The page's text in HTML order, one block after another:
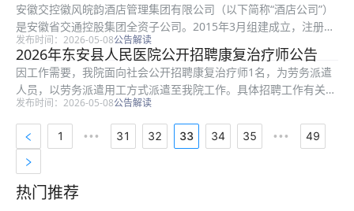
安徽交控徽风皖韵酒店管理集团有限公司（以下简称“酒店公司”）
是安徽省交通控股集团全资子公司。2015年3月组建成立，注册资
本伍亿圆整，主要承担酒店产业管理职能，主营业务包括：酒店、
餐饮管理，会议展览服务，旅游咨询，广告业务，电子商务，互联
网...
发布时间：2026-05-08公告解读
2026年东安县人民医院公开招聘康复治疗师公告
因工作需要，我院面向社会公开招聘康复治疗师1名，为劳务派遣
人员，以劳务派遣用工方式派遣至我院工作。具体招聘工作有关事
项公告如下： 本次招聘1人，涉及1个岗位。报名时间为2026/5/11
2026/5/27。 完整招聘岗位、报名条件、招聘流...
发布时间：2026-05-08公告解读
1 ••• 31 32 33 34 35 ••• 49
热门推荐资料
热门推荐